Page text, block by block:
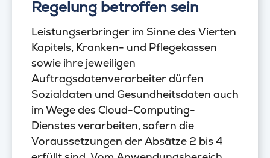
Regelung betroffen sein
Leistungserbringer im Sinne des Vierten
Kapitels, Kranken- und Pflegekassen
sowie ihre jeweiligen
Auftragsdatenverarbeiter dürfen
Sozialdaten und Gesundheitsdaten auch
im Wege des Cloud-Computing-
Dienstes verarbeiten, sofern die
Voraussetzungen der Absätze 2 bis 4